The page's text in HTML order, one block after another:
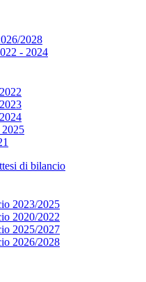
2028
- 2024
di bilancio
2023/2025
2020/2022
2025/2027
2026/2028